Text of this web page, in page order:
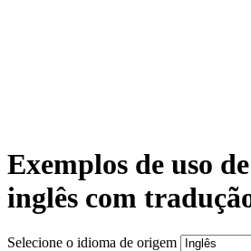
Exemplos de uso
inglês com
Selecione o idioma de origem